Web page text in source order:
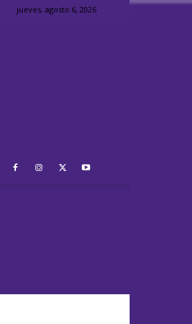
jueves, agosto 6, 2026